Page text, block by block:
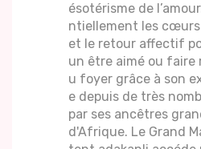
ésotérisme de
ntiellement les cœurs
et le retour affectif
un être aimé ou faire
u foyer grâce à son
e depuis de très
par ses ancêtres
d'Afrique. Le Grand